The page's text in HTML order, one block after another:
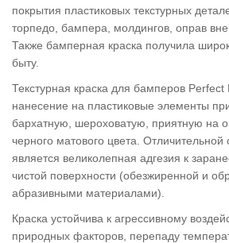
покрытия пластиковых текстурных
торпедо, бампера, молдингов, оправ
Также бамперная краска получила
быту.
Текстурная краска для бамперов Perfect
нанесение на пластиковые элементы
бархатную, шероховатую, приятную на
черного матового цвета. Отличительной
является великолепная адгезия к
чистой поверхности (обезжиренной и
абразивными материалами).
Краска устойчива к агрессивному
природных факторов, перепаду